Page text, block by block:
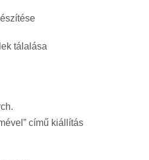
tálalása
című kiállítás